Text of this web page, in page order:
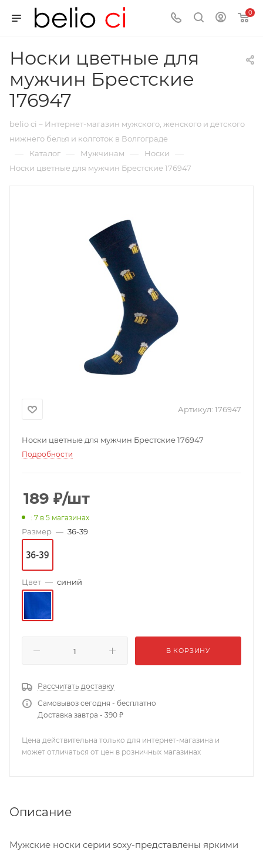
0
Носки цветные для
мужчин Брестские
176947
belio ci – Интернет-магазин мужского, женского и детского
нижнего белья и колготок в Волгограде
— Каталог — Мужчинам — Носки —
Носки цветные для мужчин Брестские 176947
Артикул: 176947
Носки цветные для мужчин Брестские 176947
Подробности
189 ₽/шт
: 7 в 5 магазинах
Размер — 36-39
Цвет — синий
В КОРЗИНУ
Рассчитать доставку
Самовывоз сегодня - бесплатно
Доставка завтра - 390 ₽
Цена действительна только для интернет-магазина и
может отличаться от цен в розничных магазинах
Описание
Мужские носки серии soxy-представлены яркими